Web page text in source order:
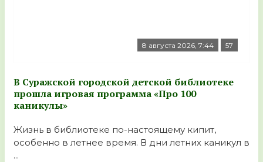
8 августа 2026, 7:44 57
В Суражской городской детской библиотеке
прошла игровая программа «Про 100
каникулы»
Жизнь в библиотеке по-настоящему кипит,
особенно в летнее время. В дни летних каникул в
...